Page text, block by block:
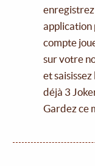
application
compte
sur votre
et
déjà 3
Gardez ce